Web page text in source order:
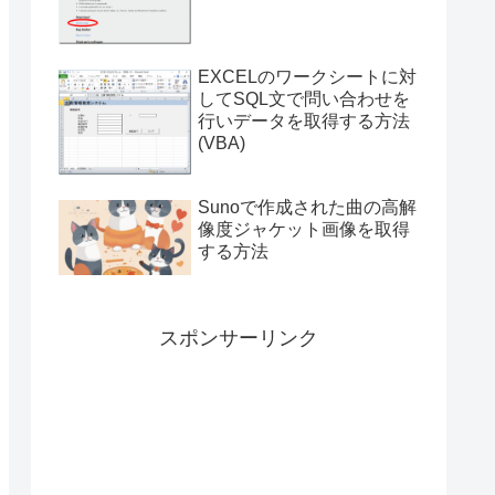
EXCELのワークシートに対
してSQL文で問い合わせを
行いデータを取得する方法
(VBA)
Sunoで作成された曲の高解
像度ジャケット画像を取得
する方法
スポンサーリンク